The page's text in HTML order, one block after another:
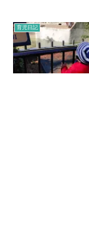
育児日記